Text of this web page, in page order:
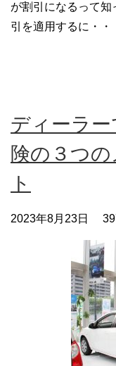
が割引になるって知
引を適用するに・・
ディーラ
険の３つ
ト
2023年8月23日